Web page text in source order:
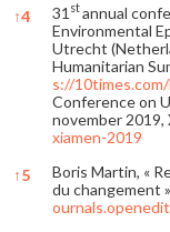
↑4 31 stannual
Environmental
Utrecht
Humanitarian
s://
Conference on
november 2019,
xiamen-2019
↑5
Boris Martin, «
du changement